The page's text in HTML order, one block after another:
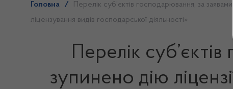
Головна /
Перелік суб’єктів господарювання, за
ліцензування видів господарської діяльності»
Перелік
зупинено дію